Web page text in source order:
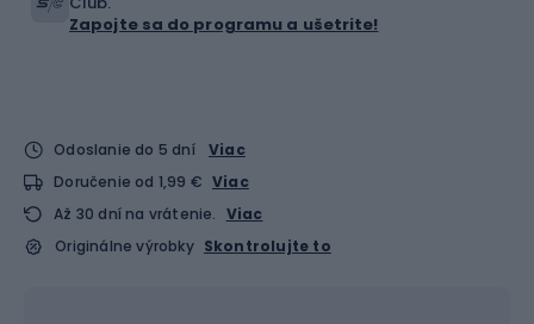
Zapojte sa do programu a ušetrite!
Odoslanie do 5 dní
Viac
Doručenie od 1,99 € Viac
Až 30 dní na vrátenie. Viac
Originálne výrobky Skontrolujte to